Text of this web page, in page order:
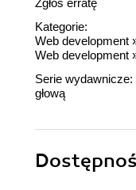
Kategorie:
Web development
Web development
Serie wydawnicze:
głową